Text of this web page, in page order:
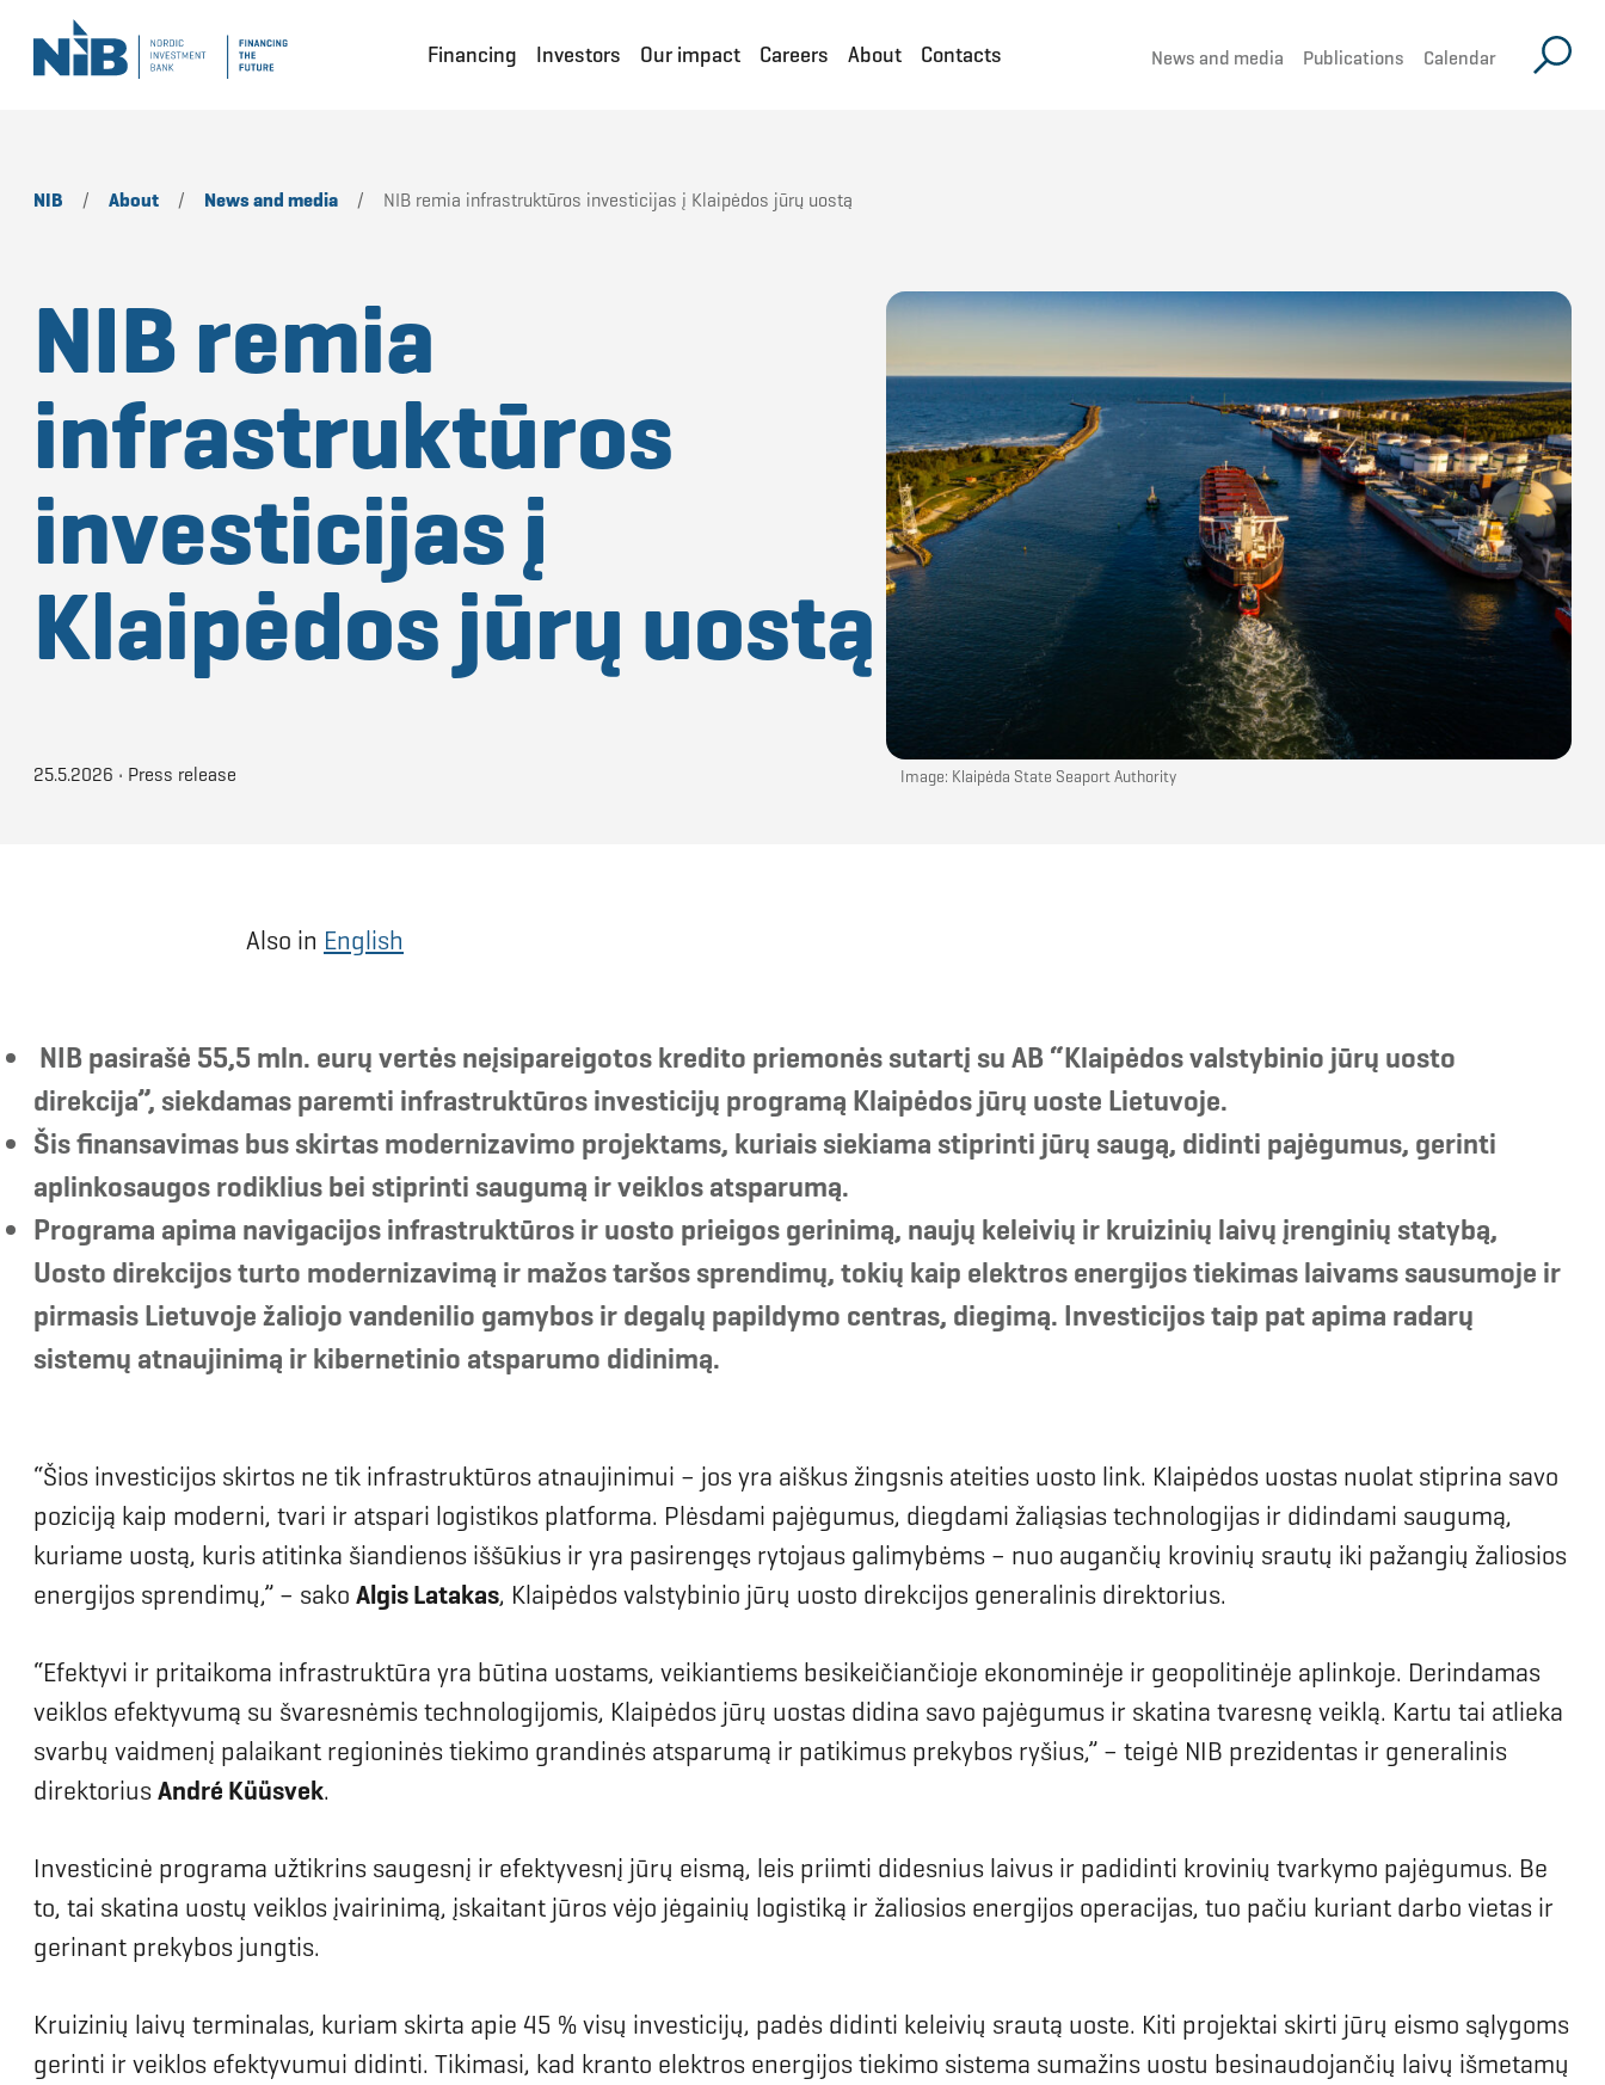
Financing Investors Our impact Careers About Contacts News and media Publications Calendar
NIB / About / News and media / NIB remia infrastruktūros investicijas į Klaipėdos jūrų uostą
NIB remia
infrastruktūros
investicijas į
Klaipėdos jūrų uostą
25.5.2026 • Press release Image: Klaipėda State Seaport Authority
Also in English
NIB pasirašė 55,5 mln. eurų vertės neįsipareigotos kredito priemonės sutartį su AB“Klaipėdos valstybinio jūrų uosto
direkcija”, siekdamas paremti infrastruktūros investicijų programą Klaipėdos jūrų uoste Lietuvoje.
Šis finansavimas bus skirtas modernizavimo projektams, kuriais siekiama stiprinti jūrų saugą, didinti pajėgumus, gerinti
aplinkosaugos rodiklius bei stiprinti saugumą ir veiklos atsparumą.
Programa apima navigacijos infrastruktūros ir uosto prieigos gerinimą, naujų keleivių ir kruizinių laivų įrenginių statybą,
Uosto direkcijos turto modernizavimą ir mažos taršos sprendimų, tokių kaip elektros energijos tiekimas laivams sausumoje ir
pirmasis Lietuvoje žaliojo vandenilio gamybos ir degalų papildymo centras, diegimą. Investicijos taip pat apima radarų
sistemų atnaujinimą ir kibernetinio atsparumo didinimą.
“Šios investicijos skirtos ne tik infrastruktūros atnaujinimui – jos yra aiškus žingsnis ateities uosto link. Klaipėdos uostas nuolat stiprina savo
poziciją kaip moderni, tvari ir atspari logistikos platforma. Plėsdami pajėgumus, diegdami žaliąsias technologijas ir didindami saugumą,
kuriame uostą, kuris atitinka šiandienos iššūkius ir yra pasirengęs rytojaus galimybėms – nuo augančių krovinių srautų iki pažangių žaliosios
energijos sprendimų,” – sako Algis Latakas, Klaipėdos valstybinio jūrų uosto direkcijos generalinis direktorius.
“Efektyvi ir pritaikoma infrastruktūra yra būtina uostams, veikiantiems besikeičiančioje ekonominėje ir geopolitinėje aplinkoje. Derindamas
veiklos efektyvumą su švaresnėmis technologijomis, Klaipėdos jūrų uostas didina savo pajėgumus ir skatina tvaresnę veiklą. Kartu tai atlieka
svarbų vaidmenį palaikant regioninės tiekimo grandinės atsparumą ir patikimus prekybos ryšius,” – teigė NIB prezidentas ir generalinis
direktoriusAndré Küüsvek.
Investicinė programa užtikrins saugesnį ir efektyvesnį jūrų eismą, leis priimti didesnius laivus ir padidinti krovinių tvarkymo pajėgumus. Be
to, tai skatina uostų veiklos įvairinimą, įskaitant jūros vėjo jėgainių logistiką ir žaliosios energijos operacijas, tuo pačiu kuriant darbo vietas ir
gerinant prekybos jungtis.
Kruizinių laivų terminalas, kuriam skirta apie 45 % visų investicijų, padės didinti keleivių srautą uoste. Kiti projektai skirti jūrų eismo sąlygoms
gerinti ir veiklos efektyvumui didinti. Tikimasi, kad kranto elektros energijos tiekimo sistema sumažins uostu besinaudojančių laivų išmetamų